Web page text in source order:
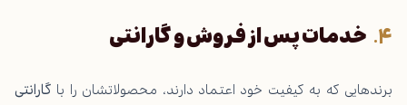
خدمات پس از فروش و گارانتی
برندهایی که به کیفیت خود اعتماد دارند، محصولاتشان را با گارانتی